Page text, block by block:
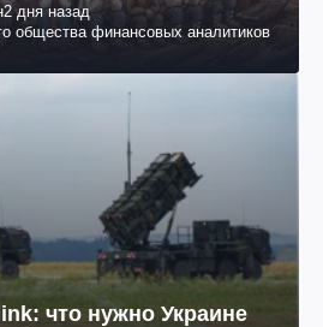
2 дня назад
общества финансовых аналитиков
что нужно Украине